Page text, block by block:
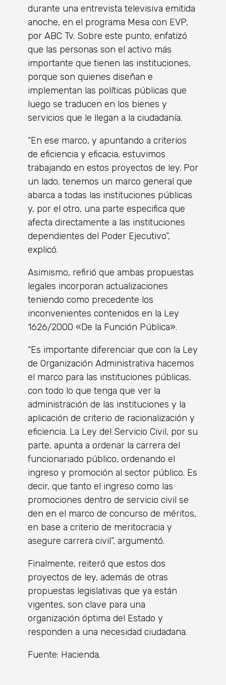
durante una entrevista televisiva emitida
anoche, en el programa Mesa con EVP,
por ABC Tv. Sobre este punto, enfatizó
que las personas son el activo más
importante que tienen las instituciones,
porque son quienes diseñan e
implementan las políticas públicas que
luego se traducen en los bienes y
servicios que le llegan a la ciudadanía.
“En ese marco, y apuntando a criterios
de eficiencia y eficacia, estuvimos
trabajando en estos proyectos de ley. Por
un lado, tenemos un marco general que
abarca a todas las instituciones públicas
y, por el otro, una parte especifica que
afecta directamente a las instituciones
dependientes del Poder Ejecutivo”,
explicó.
Asimismo, refirió que ambas propuestas
legales incorporan actualizaciones
teniendo como precedente los
inconvenientes contenidos en la Ley
1626/2000 «De la Función Pública».
“Es importante diferenciar que con la Ley
de Organización Administrativa hacemos
el marco para las instituciones públicas,
con todo lo que tenga que ver la
administración de las instituciones y la
aplicación de criterio de racionalización y
eficiencia. La Ley del Servicio Civil, por su
parte, apunta a ordenar la carrera del
funcionariado público, ordenando el
ingreso y promoción al sector público. Es
decir, que tanto el ingreso como las
promociones dentro de servicio civil se
den en el marco de concurso de méritos,
en base a criterio de meritocracia y
asegure carrera civil”, argumentó.
Finalmente, reiteró que estos dos
proyectos de ley, además de otras
propuestas legislativas que ya están
vigentes, son clave para una
organización óptima del Estado y
responden a una necesidad ciudadana.
Fuente: Hacienda.